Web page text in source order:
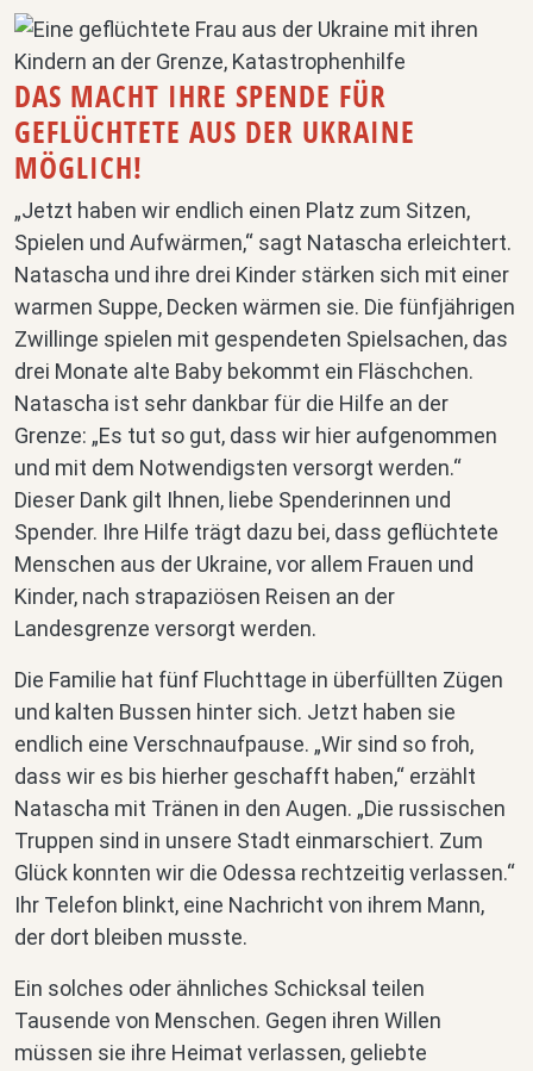
DAS MACHT IHRE SPENDE FÜR
GEFLÜCHTETE AUS DER UKRAINE
MÖGLICH!
„Jetzt haben wir endlich einen Platz zum Sitzen,
Spielen und Aufwärmen,“ sagt Natascha erleichtert.
Natascha und ihre drei Kinder stärken sich mit einer
warmen Suppe, Decken wärmen sie. Die fünfjährigen
Zwillinge spielen mit gespendeten Spielsachen, das
drei Monate alte Baby bekommt ein Fläschchen.
Natascha ist sehr dankbar für die Hilfe an der
Grenze: „Es tut so gut, dass wir hier aufgenommen
und mit dem Notwendigsten versorgt werden.“
Dieser Dank gilt Ihnen, liebe Spenderinnen und
Spender. Ihre Hilfe trägt dazu bei, dass geflüchtete
Menschen aus der Ukraine, vor allem Frauen und
Kinder, nach strapaziösen Reisen an der
Landesgrenze versorgt werden.
Die Familie hat fünf Fluchttage in überfüllten Zügen
und kalten Bussen hinter sich. Jetzt haben sie
endlich eine Verschnaufpause. „Wir sind so froh,
dass wir es bis hierher geschafft haben,“ erzählt
Natascha mit Tränen in den Augen. „Die russischen
Truppen sind in unsere Stadt einmarschiert. Zum
Glück konnten wir die Odessa rechtzeitig verlassen.“
Ihr Telefon blinkt, eine Nachricht von ihrem Mann,
der dort bleiben musste.
Ein solches oder ähnliches Schicksal teilen
Tausende von Menschen. Gegen ihren Willen
müssen sie ihre Heimat verlassen, geliebte